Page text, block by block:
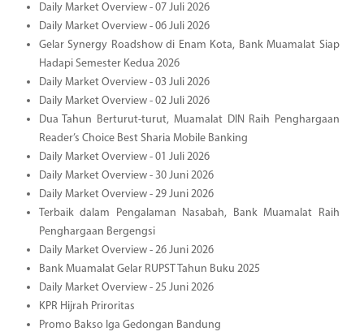
Daily Market Overview - 07 Juli 2026
Daily Market Overview - 06 Juli 2026
Gelar Synergy Roadshow di Enam Kota, Bank Muamalat Siap
Hadapi Semester Kedua 2026
Daily Market Overview - 03 Juli 2026
Daily Market Overview - 02 Juli 2026
Dua Tahun Berturut-turut, Muamalat DIN Raih Penghargaan
Reader’s Choice Best Sharia Mobile Banking
Daily Market Overview - 01 Juli 2026
Daily Market Overview - 30 Juni 2026
Daily Market Overview - 29 Juni 2026
Terbaik dalam Pengalaman Nasabah, Bank Muamalat Raih
Penghargaan Bergengsi
Daily Market Overview - 26 Juni 2026
Bank Muamalat Gelar RUPST Tahun Buku 2025
Daily Market Overview - 25 Juni 2026
KPR Hijrah Priroritas
Promo Bakso Iga Gedongan Bandung